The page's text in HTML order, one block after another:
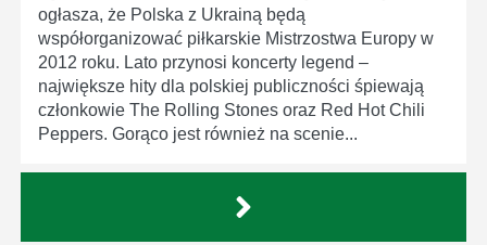
ogłasza, że Polska z Ukrainą będą
współorganizować piłkarskie Mistrzostwa Europy w
2012 roku. Lato przynosi koncerty legend –
największe hity dla polskiej publiczności śpiewają
członkowie The Rolling Stones oraz Red Hot Chili
Peppers. Gorąco jest również na scenie...